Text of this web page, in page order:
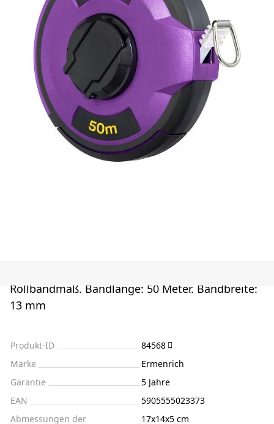
Rollbandmaß. Bandlänge: 50 Meter. Bandbreite:
13 mm
Produkt-ID
84568
Marke
Ermenrich
Garantie
5 Jahre
EAN
5905555023373
Abmessungen der
17x14x5 cm